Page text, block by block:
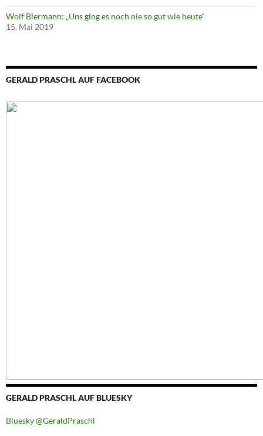
Wolf Biermann: „Uns ging es noch nie so gut wie heute“
15. Mai 2019
GERALD PRASCHL AUF FACEBOOK
GERALD PRASCHL AUF BLUESKY
Bluesky @GeraldPraschl